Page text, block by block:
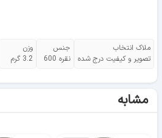
ملاک انتخاب
تصویر و کیفیت درج شده
جنس
نقره 600
وزن
3.2 گرم
مشابه